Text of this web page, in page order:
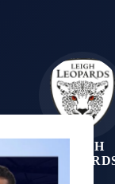
LEIGH